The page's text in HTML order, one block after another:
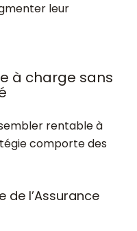
leur
à charge sans
rentable à
comporte des
de l’Assurance